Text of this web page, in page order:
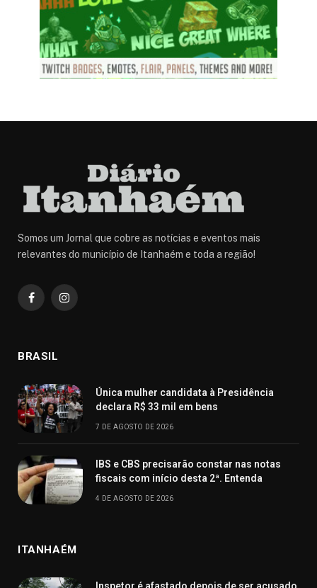
Somos um Jornal que cobre as notícias e eventos mais
relevantes do município de Itanhaém e toda a região!
FacebookInstagram
BRASIL
Única mulher candidata à Presidência
declara R$ 33 mil em bens
7 DE AGOSTO DE 2026
IBS e CBS precisarão constar nas notas
fiscais com início desta 2ª. Entenda
4 DE AGOSTO DE 2026
ITANHAÉM
Inspetor é afastado depois de ser acusado